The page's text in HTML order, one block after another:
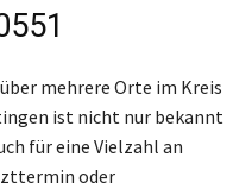
mehrere Orte im Kreis
ist nicht nur bekannt
für eine Vielzahl an
oder